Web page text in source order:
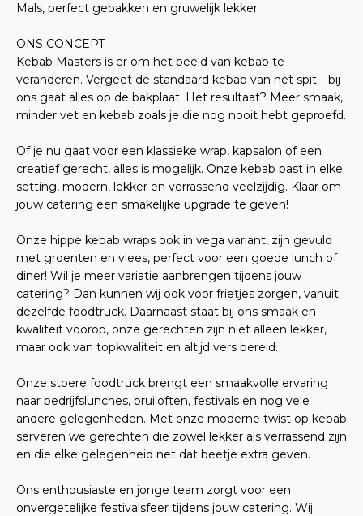
Mals, perfect gebakken en gruwelijk lekker
ONS CONCEPT
Kebab Masters is er om het beeld van kebab te
veranderen. Vergeet de standaard kebab van het spit—bij
ons gaat alles op de bakplaat. Het resultaat? Meer smaak,
minder vet en kebab zoals je die nog nooit hebt geproefd.
Of je nu gaat voor een klassieke wrap, kapsalon of een
creatief gerecht, alles is mogelijk. Onze kebab past in elke
setting, modern, lekker en verrassend veelzijdig. Klaar om
jouw catering een smakelijke upgrade te geven!
Onze hippe kebab wraps ook in vega variant, zijn gevuld
met groenten en vlees, perfect voor een goede lunch of
diner! Wil je meer variatie aanbrengen tijdens jouw
catering? Dan kunnen wij ook voor frietjes zorgen, vanuit
dezelfde foodtruck. Daarnaast staat bij ons smaak en
kwaliteit voorop, onze gerechten zijn niet alleen lekker,
maar ook van topkwaliteit en altijd vers bereid.
Onze stoere foodtruck brengt een smaakvolle ervaring
naar bedrijfslunches, bruiloften, festivals en nog vele
andere gelegenheden. Met onze moderne twist op kebab
serveren we gerechten die zowel lekker als verrassend zijn
en die elke gelegenheid net dat beetje extra geven.
Ons enthousiaste en jonge team zorgt voor een
onvergetelijke festivalsfeer tijdens jouw catering. Wij